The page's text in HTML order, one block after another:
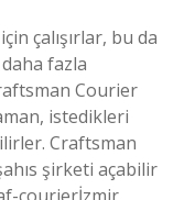
çalışırlar, bu da
fazla
Courier
istedikleri
Craftsman
şirketi açabilir